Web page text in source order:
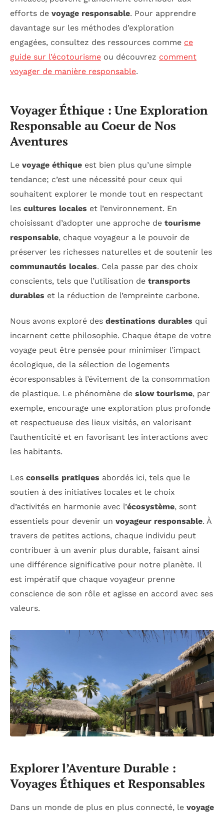
efforts de voyage responsable. Pour apprendre
davantage sur les méthodes d’exploration
engagées, consultez des ressources comme ce
guide sur l’écotourisme ou découvrez comment
voyager de manière responsable.
Voyager Éthique : Une Exploration
Responsable au Coeur de Nos
Aventures
Le voyage éthique est bien plus qu’une simple
tendance; c’est une nécessité pour ceux qui
souhaitent explorer le monde tout en respectant
les cultures locales et l’environnement. En
choisissant d’adopter une approche de tourisme
responsable, chaque voyageur a le pouvoir de
préserver les richesses naturelles et de soutenir les
communautés locales. Cela passe par des choix
conscients, tels que l’utilisation de transports
durables et la réduction de l’empreinte carbone.
Nous avons exploré des destinations durables qui
incarnent cette philosophie. Chaque étape de votre
voyage peut être pensée pour minimiser l’impact
écologique, de la sélection de logements
écoresponsables à l’évitement de la consommation
de plastique. Le phénomène de slow tourisme, par
exemple, encourage une exploration plus profonde
et respectueuse des lieux visités, en valorisant
l’authenticité et en favorisant les interactions avec
les habitants.
Les conseils pratiques abordés ici, tels que le
soutien à des initiatives locales et le choix
d’activités en harmonie avec l’écosystème, sont
essentiels pour devenir un voyageur responsable. À
travers de petites actions, chaque individu peut
contribuer à un avenir plus durable, faisant ainsi
une différence significative pour notre planète. Il
est impératif que chaque voyageur prenne
conscience de son rôle et agisse en accord avec ses
valeurs.
Explorer l’Aventure Durable :
Voyages Éthiques et Responsables
Dans un monde de plus en plus connecté, le voyage